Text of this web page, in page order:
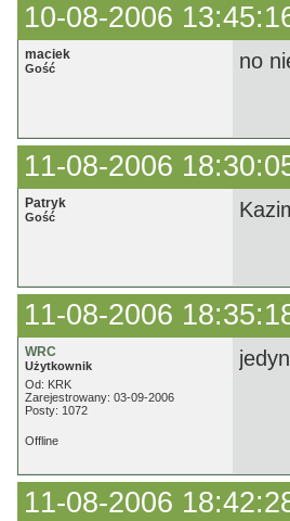
10-08-2006
maciek
Gość no
11-08-2006
Patryk
Gość
11-08-2006
WRC
Użytkownik
Od: KRK
Zarejestrowany: 03-09-2006
Posty: 1072
Offline
11-08-2006